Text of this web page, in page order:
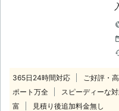
365日24時間対応 ご好評・
ポート万全
スピーディーな
富
見積り後追加料金無し